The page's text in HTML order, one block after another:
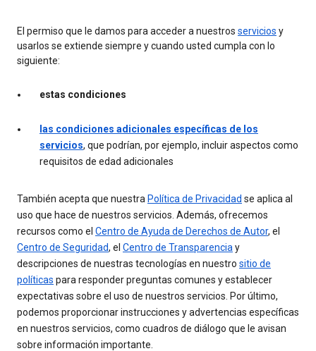
El permiso que le damos para acceder a nuestros servicios y
usarlos se extiende siempre y cuando usted cumpla con lo
siguiente:
estas condiciones
las condiciones adicionales específicas de los
servicios, que podrían, por ejemplo, incluir aspectos como
requisitos de edad adicionales
También acepta que nuestra Política de Privacidad se aplica al
uso que hace de nuestros servicios. Además, ofrecemos
recursos como el Centro de Ayuda de Derechos de Autor, el
Centro de Seguridad, el Centro de Transparencia y
descripciones de nuestras tecnologías en nuestro sitio de
políticas para responder preguntas comunes y establecer
expectativas sobre el uso de nuestros servicios. Por último,
podemos proporcionar instrucciones y advertencias específicas
en nuestros servicios, como cuadros de diálogo que le avisan
sobre información importante.